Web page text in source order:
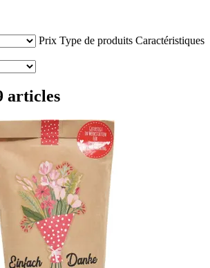
Prix Type de produits Caractéristiques
articles